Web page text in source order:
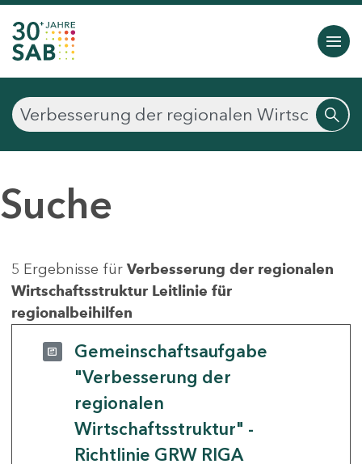
Suche
5 Ergebnisse für Verbesserung der regionalen
Wirtschaftsstruktur Leitlinie für
regionalbeihilfen
Gemeinschaftsaufgabe
"Verbesserung der
regionalen
Wirtschaftsstruktur" -
Richtlinie GRW RIGA